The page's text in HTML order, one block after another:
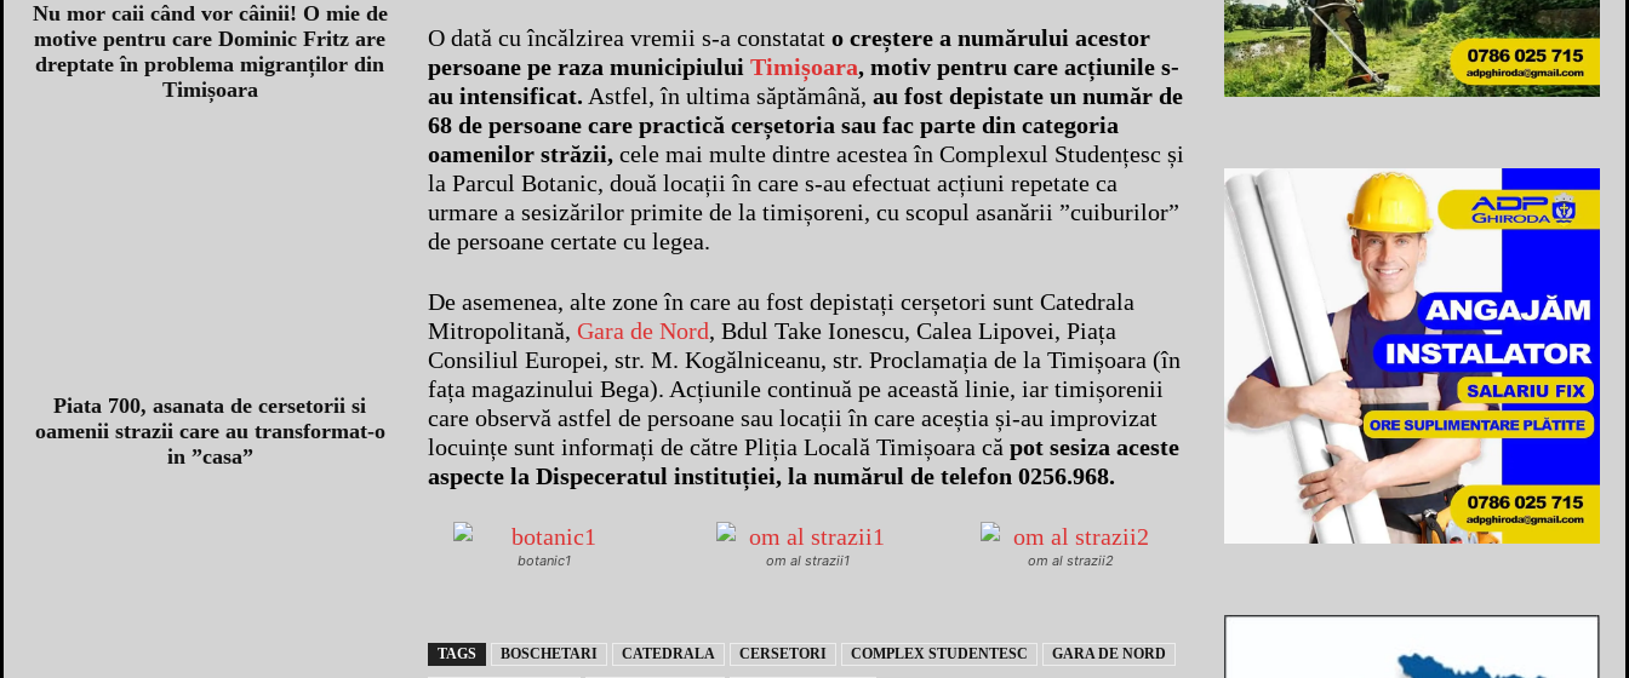
Nu mor caii când vor câinii! O mie de
motive pentru care Dominic Fritz are
dreptate în problema migranților din
Timișoara
Piata 700, asanata de cersetorii si
oamenii strazii care au transformat-o
in ”casa”
O dată cu încălzirea vremii s-a constatat o creștere a numărului acestor
persoane pe raza municipiului Timișoara, motiv pentru care acțiunile s-
au intensificat. Astfel, în ultima săptămână, au fost depistate un număr de
68 de persoane care practică cerșetoria sau fac parte din categoria
oamenilor străzii,cele mai multe dintre acestea în Complexul Studențesc și
la Parcul Botanic, două locații în care s-au efectuat acțiuni repetate ca
urmare a sesizărilor primite de la timișoreni, cu scopul asanării ”cuiburilor”
de persoane certate cu legea.
De asemenea, alte zone în care au fost depistați cerșetori sunt Catedrala
Mitropolitană, Gara de Nord, Bdul Take Ionescu, Calea Lipovei, Piața
Consiliul Europei, str. M. Kogălniceanu, str. Proclamația de la Timișoara (în
fața magazinului Bega). Acțiunile continuă pe această linie, iar timișorenii
care observă astfel de persoane sau locații în care aceștia și-au improvizat
locuințe sunt informați de către Pliția Locală Timișoara că pot sesiza aceste
aspecte la Dispeceratul instituției, la numărul de telefon 0256.968.
botanic1 om al strazii1 om al strazii2
TAGS BOSCHETARI CATEDRALA CERSETORI COMPLEX STUDENTESC
GARA DE NORD